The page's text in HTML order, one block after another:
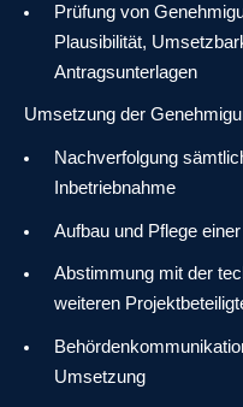
Prüfung von
Plausibilität,
Antragsunterlagen
Umsetzung der
Nachverfolgung
Inbetriebnahme
Aufbau und Pflege
Abstimmung mit der
weiteren
Umsetzung